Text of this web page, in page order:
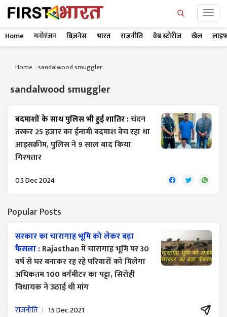
Home मनोरंजन बिज़नेस भारत राजनीति वेब स्टोरीज खेल
Home sandalwood smuggler
sandalwood smuggler
बदमाशों के साथ पुलिस भी हुई शातिर :चंदन
तस्कर 25 हजार का ईनामी बदमाश बेच रहा था
आइसक्रीम, पुलिस ने 9 साल बाद किया
गिरफ्तार
05 Dec 2024
Popular Posts
सरकार का चारागाह भूमि को लेकर बड़ा
फैसला :Rajasthan में चारागाह भूमि पर 30
वर्ष से घर बनाकर रह रहे परिवारों को मिलेगा
अधिकतम 100 वर्गमीटर का पट्टा, सिरोही
विधायक ने उठाई थी मांग
राजनीति 15 Dec 2021